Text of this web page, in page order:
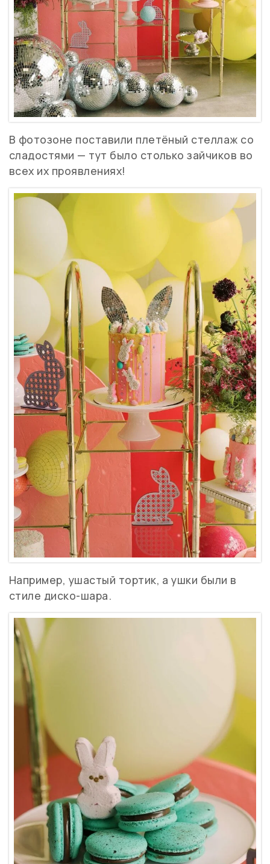
В фотозоне поставили плетёный стеллаж со
сладостями — тут было столько зайчиков во
всех их проявлениях!
Например, ушастый тортик, а ушки были в
стиле диско-шара.